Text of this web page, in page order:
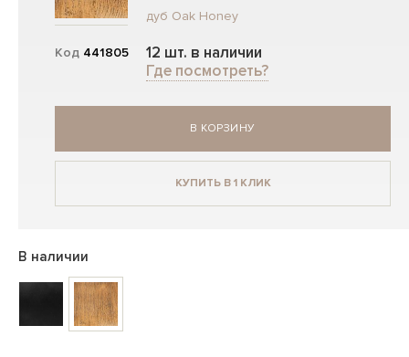
Код 441805
дуб Oak Honey
12 шт. в наличии
Где посмотреть?
В КОРЗИНУ
КУПИТЬ В 1 КЛИК
В наличии